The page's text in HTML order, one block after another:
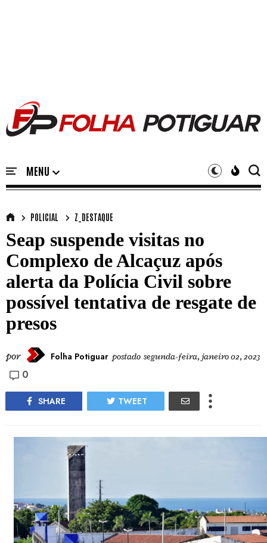
POLICIAL Z_DESTAQUE
Seap suspende visitas no
Complexo de Alcaçuz após
alerta da Polícia Civil sobre
possível tentativa de resgate de
presos
por Folha Potiguar postado segunda-feira, janeiro 02, 2023
0
SHARE TWEET